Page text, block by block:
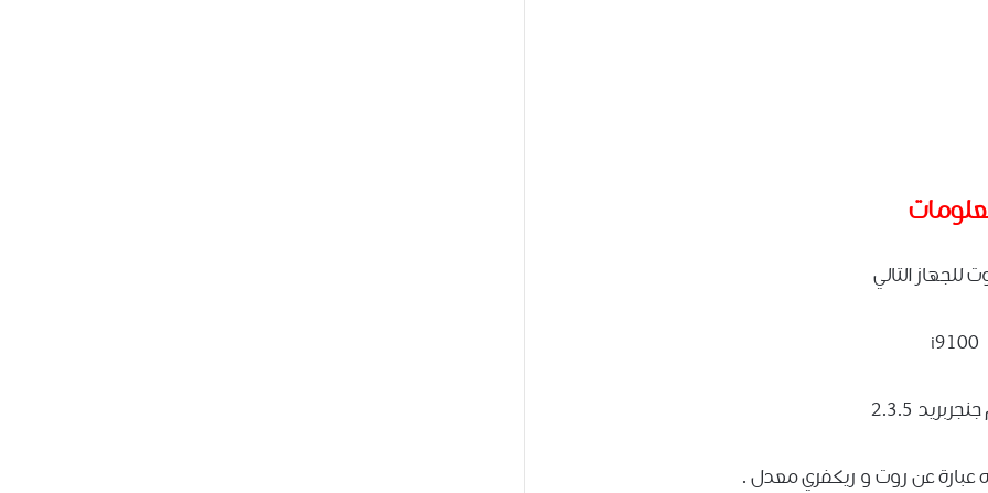
للجهاز التالي
i9100
2.3.5
عبارة عن روت و ريكفري معدل .